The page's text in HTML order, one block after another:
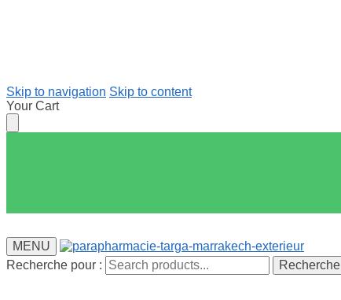
Skip to navigation Skip to content
Your Cart
MENU
Recherche pour :
Recherche